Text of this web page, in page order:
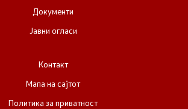
Документи
Јавни огласи
Контакт
Мапа на сајтот
Политика за приватност